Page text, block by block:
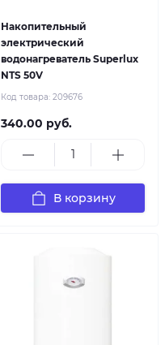
Накопительный
электрический
водонагреватель Superlux
NTS 50V
Код товара: 209676
340.00 руб.
В корзину